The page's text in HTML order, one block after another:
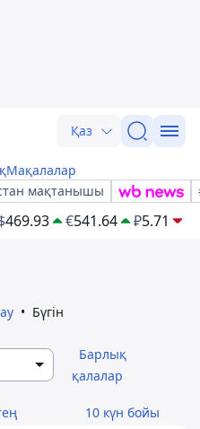
Қаз
Мақалалар
мақтанышы
469.93 €541.64 ₽5.71
Бүгін
Барлық
қалалар
10 күн бойы